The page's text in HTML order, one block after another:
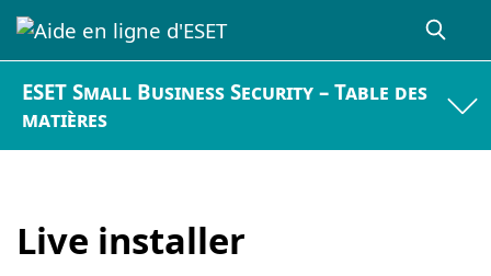
ESET Small Business Security – Table des
matières
Live installer